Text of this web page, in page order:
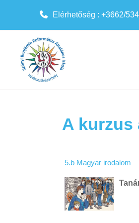
Elérhetőség : +3662/
A kurzus
5.b Magyar irodalom